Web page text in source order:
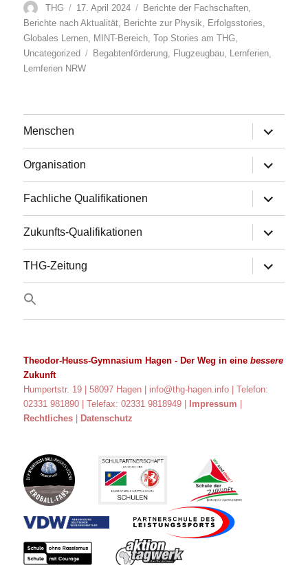
Autor
THG
Veröffentlicht
am
17. April 2024 Kategorien
Berichte der Fachschaften
Berichte nach Aktualität
Berichte zur Physik Erfolgsstories
Globales Lernen
MINT-Bereich ,Top Stories am THG
Uncategorized
Schlagwörter
Begabtenförderung Flugzeugbau Lernferien
Lernferien NRW
Menschen
anzeigen
Organisation
anzeigen
Fachliche Qualifikationen
anzeigen
Zukunfts-Qualifikationen
anzeigen
THG-Zeitung
anzeigen
Theodor-Heuss-Gymnasium Hagen - Der Weg in einebessere
Zukunft
Humpertstr. 19 | 58097 Hagen | info@thg-hagen.info
| Telefon:
02331 981890 | Telefax: 02331 9818949 |
Impressum
Rechtliches
Datenschutz